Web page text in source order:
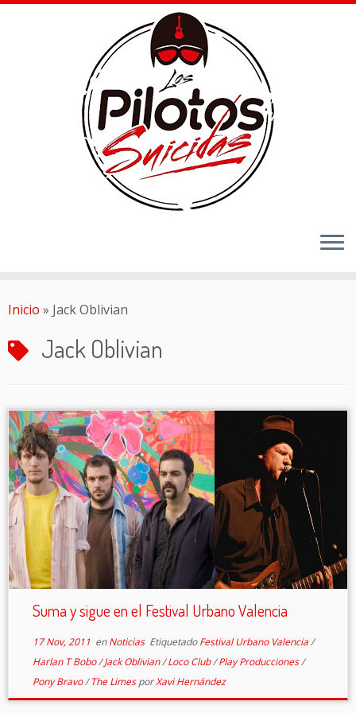
Inicio » Jack Oblivian
Jack Oblivian
Suma y sigue en el Festival Urbano Valencia
17 Nov, 2011enNoticias EtiquetadoFestival Urbano Valencia/
Harlan T Bobo/Jack Oblivian/Loco Club/Play Producciones/
Pony Bravo/The LimesporXavi Hernández